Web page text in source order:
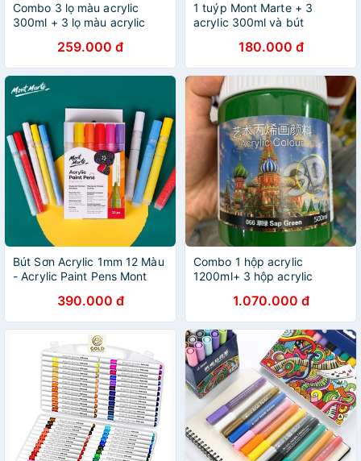
Combo 3 lọ màu acrylic
300ml + 3 lọ màu acrylic
259.000 đ
1 tuýp Mont Marte + 3
acrylic 300ml và bút
180.000 đ
Bút Sơn Acrylic 1mm 12 Màu
- Acrylic Paint Pens Mont
mọi chất liệu390.000 đ
Combo 1 hộp acrylic
1200ml+ 3 hộp acrylic
+ 10 hộp 100ml + 1 bộ bút
cán xanh+ Dung môi 100ml
1.070.000 đ